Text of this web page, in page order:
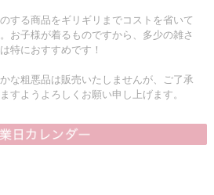
する商品をギリギリまでコストを省いて
お子様が着るものですから、多少の雑さ
特におすすめです！
な粗悪品は販売いたしませんが、ご了承
すようよろしくお願い申し上げます。